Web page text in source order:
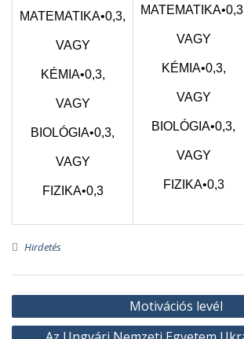
MATEMATIKA•0,3,
VAGY
KÉMIA•0,3,
VAGY
BIOLÓGIA•0,3,
VAGY
FIZIKA•0,3
VAGY
KÉMIA•0,3,
VAGY
BIOLÓGIA•0,3,
VAGY
FIZIKA•0,3
Hirdetés
Bejegyzés
navigáció
Motivációs levél